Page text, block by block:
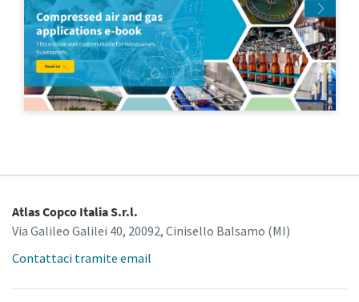
ecologica ed efficiente
Riduzione delle emissioni di carbonio per una produzione
ecologica: tutto quello che c'è da sapere
Per saperne di più
Atlas Copco Italia S.r.l.
Via Galileo Galilei 40, 20092, Cinisello Balsamo (MI)
Contattaci tramite email